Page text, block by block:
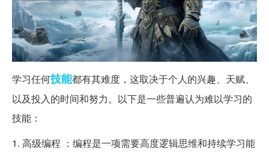
学习任何技能都有其难度，这取决于个人的兴趣、天赋、
以及投入的时间和努力。以下是一些普遍认为难以学习的
技能：
1. 高级编程 ：编程是一项需要高度逻辑思维和持续学习能